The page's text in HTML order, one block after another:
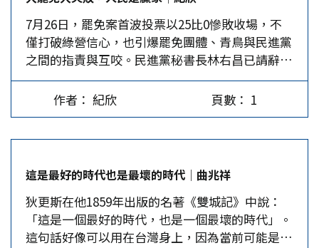
7月26日，罷免案首波投票以25比0慘敗收場，不
僅打破綠營信心，也引爆罷免團體、青鳥與民進黨
之間的指責與互咬。民進黨秘書長林右昌已請辭，
但黨內仍有公職要求賴清德辭主席，內閣8月改組
也恐難避免，28日晚又傳出賴清德8月初想藉出訪
過境美國的行程取消了。基上，賴清德和民進黨可
展開反撲。 有輸家就必有贏家，誰是這次大罷免
的贏家？ 國民黨一次保住了24席立委，照講應為
最大贏家，但選後一堆人砲打黨中央，甚至有人痛
批就是因朱立倫主席軟弱無能，賴當局才敢肆意妄
為；而前秘書長李乾龍更公開對朱喊話：「不要心
作者： 紀欣 頁數： 1
這是最好的時代也是最壞的時代│曲兆祥
狄更斯在他1859年出版的名著《雙城記》中說：
「這是一個最好的時代，也是一個最壞的時代」。
這句話好像可以用在台灣身上，因為當前可能是台